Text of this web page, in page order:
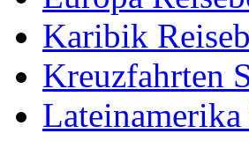
Karibik
Kreuzfahrten